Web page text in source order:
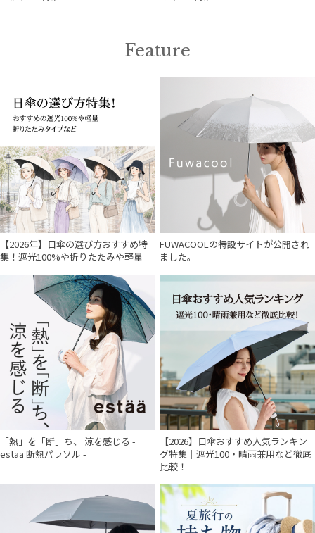
Feature
【2026年】日傘の選び方おすすめ特
集！遮光100%や折りたたみや軽量
FUWACOOLの特設サイトが公開され
ました。
「熱」を「断」ち、 涼を感じる -
estaa 断熱パラソル -
【2026】日傘おすすめ人気ランキン
グ特集｜遮光100・晴雨兼用など徹底
比較！